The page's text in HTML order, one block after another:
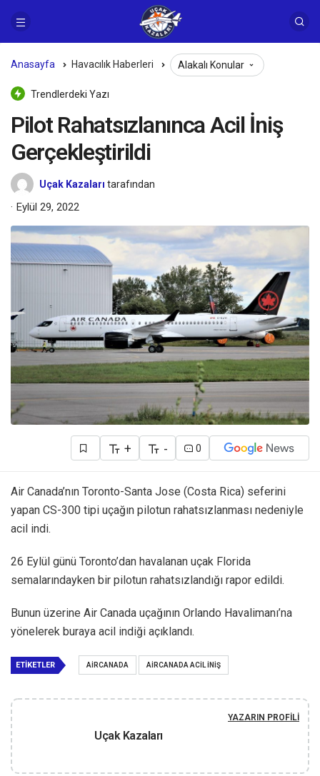
Anasayfa Havacılık Haberleri Alakalı Konular
Trendlerdeki Yazı
Pilot Rahatsızlanınca Acil İniş
Gerçekleştirildi
Uçak Kazaları tarafından
Eylül 29, 2022
+ - 0
Air Canada’nın Toronto-Santa Jose (Costa Rica) seferini
yapan CS-300 tipi uçağın pilotun rahatsızlanması nedeniyle
acil indi.
26 Eylül günü Toronto’dan havalanan uçak Florida
semalarındayken bir pilotun rahatsızlandığı rapor edildi.
Bunun üzerine Air Canada uçağının Orlando Havalimanı’na
yönelerek buraya acil indiği açıklandı.
ETIKETLER AIRCANADA AIRCANADA ACIL INIŞ
Uçak Kazaları
YAZARIN PROFILI